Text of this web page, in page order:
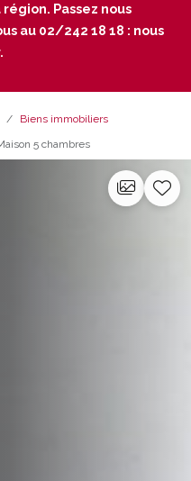
Passez nous
au 02/242 18 18 : nous
Biens immobiliers
5 chambres